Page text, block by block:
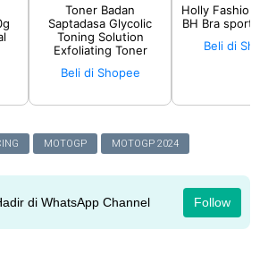
Toner Badan
Saptadasa Glycolic
Toning Solution
Exfoliating Toner
Beli di Shopee
Holly Fashion♛
BH Bra sport
Beli di
MOTOGP MOTOGP 2024
di WhatsApp Channel Follow